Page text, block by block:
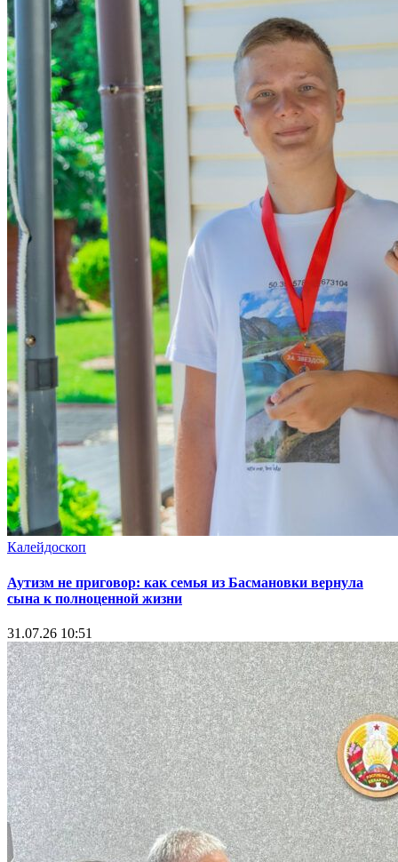
Калейдоскоп
Аутизм не приговор: как семья из Басмановки вернула
сына к полноценной жизни
31.07.26 10:51